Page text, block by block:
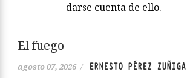
darse cuenta de ello.
El fuego
agosto 07, 2026 / ERNESTO PÉREZ ZUÑIGA